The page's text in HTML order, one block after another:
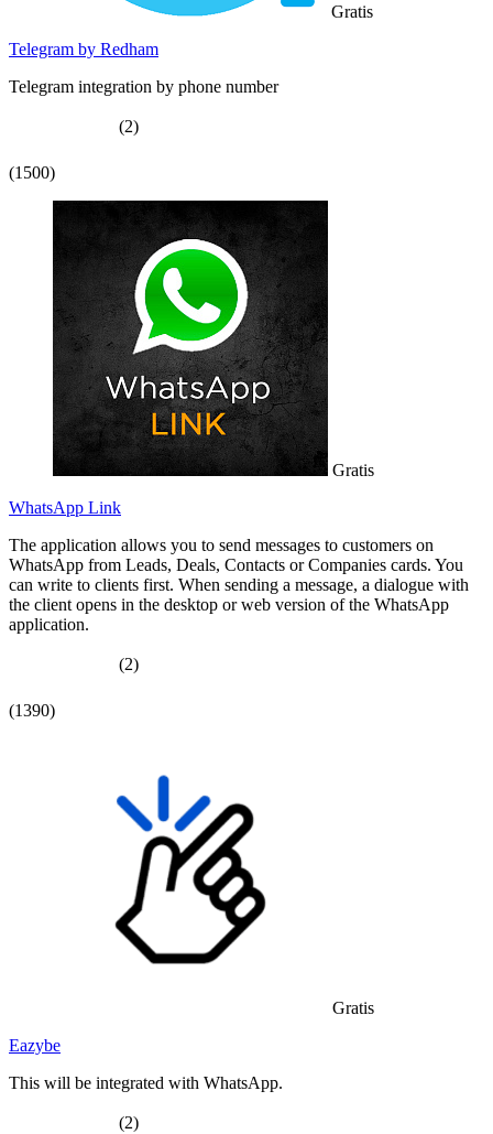
Gratis
Telegram by Redham
Telegram integration by phone number
(2)
(1500)
Gratis
WhatsApp Link
The application allows you to send messages to customers on
WhatsApp from Leads, Deals, Contacts or Companies cards. You
can write to clients first. When sending a message, a dialogue with
the client opens in the desktop or web version of the WhatsApp
application.
(2)
(1390)
Gratis
Eazybe
This will be integrated with WhatsApp.
(2)